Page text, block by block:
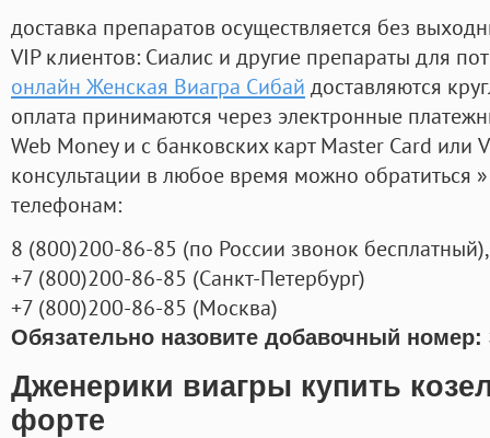
доставка препаратов осуществляется без
VIP клиентов: Сиалис и другие препараты для
онлайн Женская Виагра Сибай доставляются
оплата принимаются через электронные
Web Money и с банковских карт Master Card или
консультации в любое время можно обратиться
телефонам:
8 (800)200-86-85 (по России звонок бесплатный),
+7 (800)200-86-85 (Санкт-Петербург)
+7 (800)200-86-85 (Москва)
Обязательно назовите добавочный номер:
Дженерики виагры купить
форте